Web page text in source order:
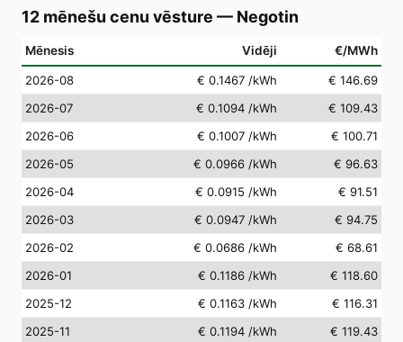
12 mēnešu cenu vēsture — Negotin
Mēnesis Vidēji €/MWh
2026-08 € 0.1467 /kWh
€ 146.69
2026-07
€ 0.1094 /kWh
€ 109.43
2026-06
€ 0.1007 /kWh
€ 100.71
2026-05
€ 0.0966 /kWh
€ 96.63
2026-04
€ 0.0915 /kWh
€ 91.51
2026-03
€ 0.0947 /kWh
€ 94.75
2026-02
€ 0.0686 /kWh
€ 68.61
2026-01
€ 0.1186 /kWh
€ 118.60
2025-12
€ 0.1163 /kWh
€ 116.31
2025-11
€ 0.1194 /kWh
€ 119.43